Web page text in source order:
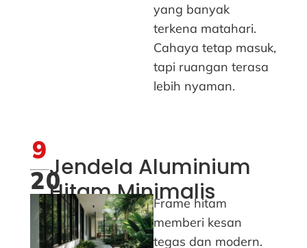
yang banyak
terkena matahari.
Cahaya tetap masuk,
tapi ruangan terasa
lebih nyaman.
9
20Jendela Aluminium
Hitam Minimalis
Frame hitam
memberi kesan
tegas dan modern.